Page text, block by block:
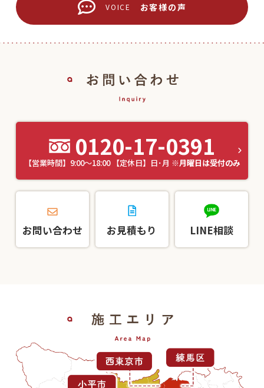
VOICE お客様の声
0120-17-0391
【営業時間】9:00～18:00 【定休日】日･月 ※月曜日は受付のみ
お問い合わせ お見積もり LINE相談